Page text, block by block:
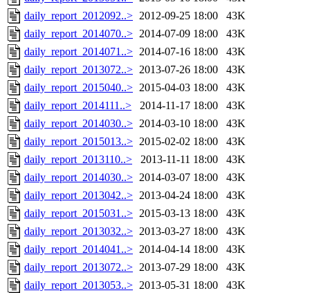
daily_report_2012092..> 2012-09-25 18:00
43K
daily_report_2014070..> 2014-07-09 18:00
43K
daily_report_2014071..> 2014-07-16 18:00
43K
daily_report_2013072..> 2013-07-26 18:00
43K
daily_report_2015040..> 2015-04-03 18:00
43K
daily_report_2014111..>
2014-11-17 18:00
43K
daily_report_2014030..> 2014-03-10 18:00
43K
daily_report_2015013..> 2015-02-02 18:00
43K
daily_report_2013110..>
2013-11-11 18:00
43K
daily_report_2014030..> 2014-03-07 18:00
43K
daily_report_2013042..> 2013-04-24 18:00
43K
daily_report_2015031..> 2015-03-13 18:00
43K
daily_report_2013032..> 2013-03-27 18:00
43K
daily_report_2014041..> 2014-04-14 18:00
43K
daily_report_2013072..> 2013-07-29 18:00
43K
daily_report_2013053..> 2013-05-31 18:00
43K